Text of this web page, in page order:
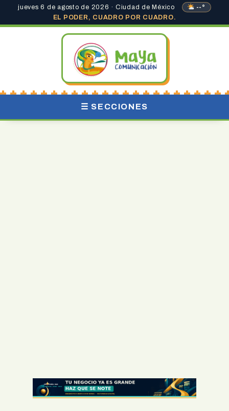
jueves 6 de agosto de 2026 · Ciudad de México
--°
EL PODER, CUADRO POR CUADRO.
☰ SECCIONES